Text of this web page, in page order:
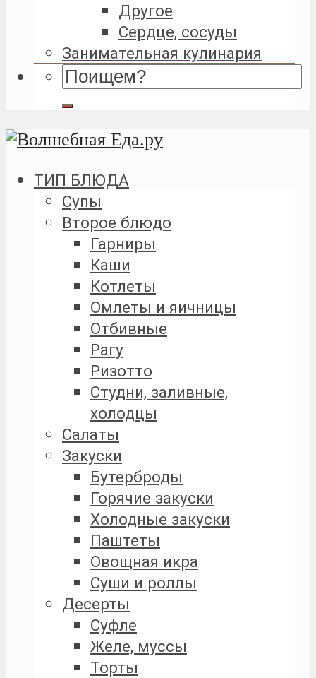
Другое
Сердце, сосуды
Занимательная кулинария
ТИП БЛЮДА
Супы
Второе блюдо
Гарниры
Каши
Котлеты
Омлеты и яичницы
Отбивные
Рагу
Ризотто
Студни, заливные,
холодцы
Салаты
Закуски
Бутерброды
Горячие закуски
Холодные закуски
Паштеты
Овощная икра
Суши и роллы
Десерты
Суфле
Желе, муссы
Торты